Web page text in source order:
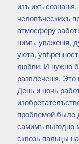
изъ ихъ
человѣческихъ
атмосферу
нимъ, уваженія,
уюта,
любви. И нужно
развлеченія.
День и ночь
проблемой было
самимъ выгодно
сквозь пальцы